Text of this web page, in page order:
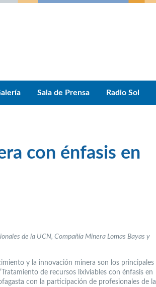
Sala de Prensa Radio Sol
con énfasis en
de la UCN, Compañía Minera Lomas Bayas y
y la innovación minera son los principales
de recursos lixiviables con énfasis en
con la participación de profesionales de la